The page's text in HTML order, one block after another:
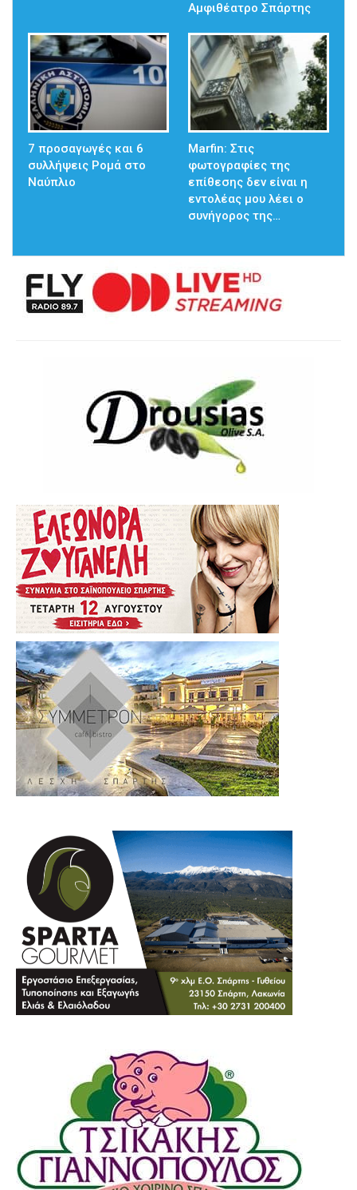
Αμφιθέατρο Σπάρτης
7 προσαγωγές και 6
συλλήψεις Ρομά στο
Ναύπλιο
Marfin: Στις
φωτογραφίες της
επίθεσης δεν είναι η
εντολέας μου λέει ο
συνήγορος της…